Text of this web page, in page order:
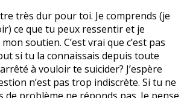
très dur pour toi. Je comprends (je
ce que tu peux ressentir et je
soutien. C’est vrai que c’est pas
si tu la connaissais depuis toute
à vouloir te suicider? J’espère
n’est pas trop indiscrète. Si tu ne